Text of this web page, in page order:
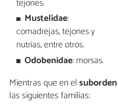
tejones.
Mustelidae:
comadrejas, tejones y
nutrias, entre otros.
Odobenidae: morsas.
Mientras que en el
las siguientes familias: